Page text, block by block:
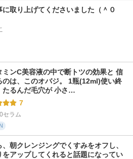
に取り上げてくださいました（＾０
ミンC美容液の中で断トツの効果と 信
のは、このオバジ。 1瓶(12ml)使い終
たるんだ毛穴が 小さ…
7
セラム
朝クレンジングでくすみをオフし、
をアップしてくれると話題になってい